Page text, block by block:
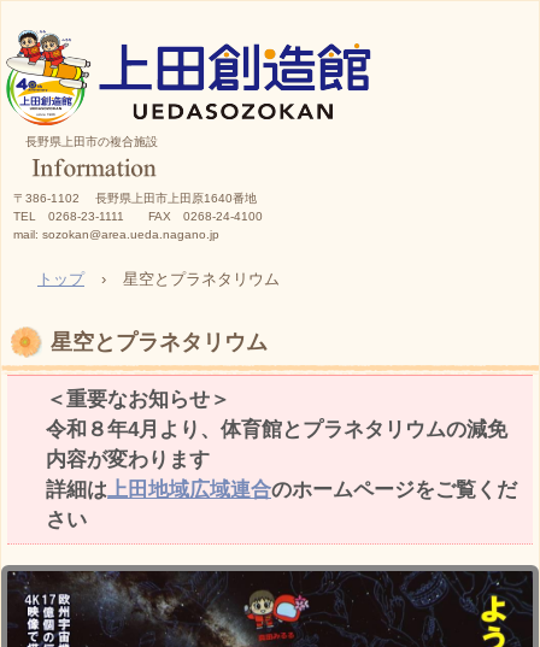
長野県上田市の複合施設
〒386-1102 長野県上田市上田原1640番地
TEL 0268-23-1111 FAX 0268-24-4100
mail: sozokan@area.ueda.nagano.jp
トップ › 星空とプラネタリウム
星空とプラネタリウム
＜重要なお知らせ＞
令和８年4月より、体育館とプラネタリウムの減免
内容が変わります
詳細は上田地域広域連合のホームページをご覧くだ
さい